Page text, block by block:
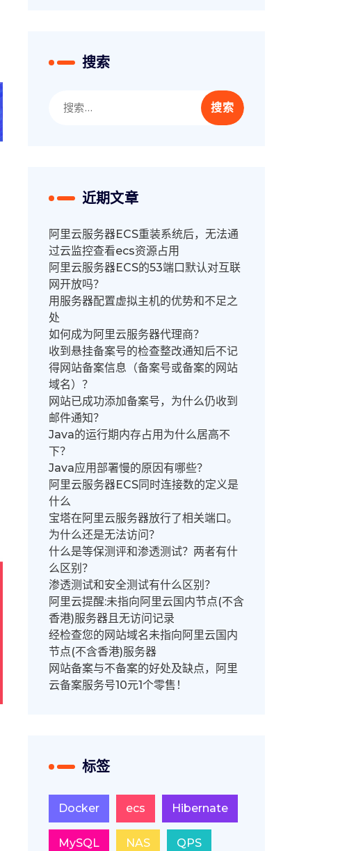
搜索
索：
近期文章
阿里云服务器ECS重装系统后，无法通
过云监控查看ecs资源占用
阿里云服务器ECS的53端口默认对互联
网开放吗？
用服务器配置虚拟主机的优势和不足之
处
如何成为阿里云服务器代理商？
收到悬挂备案号的检查整改通知后不记
得网站备案信息（备案号或备案的网站
域名）？
网站已成功添加备案号，为什么仍收到
邮件通知？
Java的运行期内存占用为什么居高不
下？
Java应用部署慢的原因有哪些？
阿里云服务器ECS同时连接数的定义是
什么
宝塔在阿里云服务器放行了相关端口。
为什么还是无法访问？
什么是等保测评和渗透测试？两者有什
么区别？
渗透测试和安全测试有什么区别？
阿里云提醒:未指向阿里云国内节点(不含
香港)服务器且无访问记录
经检查您的网站域名未指向阿里云国内
节点(不含香港)服务器
网站备案与不备案的好处及缺点，阿里
云备案服务号10元1个零售！
标签
Docker ecs Hibernate
MySQL NAS QPS